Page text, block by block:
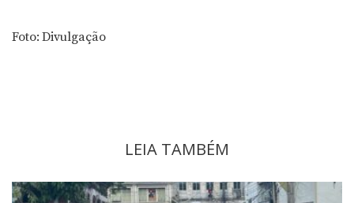
Foto: Divulgação
LEIA TAMBÉM